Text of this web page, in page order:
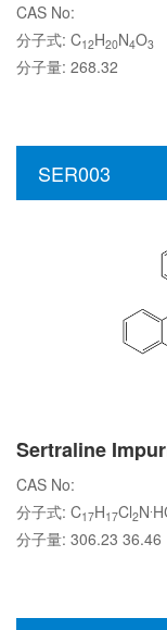
CAS No:
分子式: C12H20N4O3
分子量: 268.32
SER003
Sertraline
CAS No:
分子式: C17H17Cl2N
分子量: 306.23 36.46